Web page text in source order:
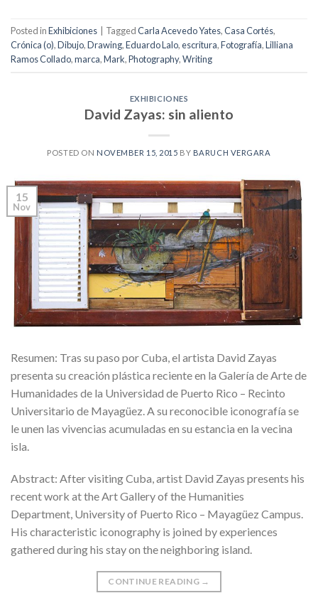
Posted inExhibiciones TaggedCarla Acevedo Yates,Casa Cortés,
Crónica (o),Dibujo,Drawing,Eduardo Lalo,escritura,Fotografía,Lilliana
Ramos Collado,marca,Mark,Photography,Writing
EXHIBICIONES
David Zayas: sin aliento
POSTED ON NOVEMBER 15, 2015 BY BARUCH VERGARA
15
Nov
Resumen: Tras su paso por Cuba, el artista David Zayas
presenta su creación plástica reciente en la Galería de Arte de
Humanidades de la Universidad de Puerto Rico – Recinto
Universitario de Mayagüez. A su reconocible iconografía se
le unen las vivencias acumuladas en su estancia en la vecina
isla.
Abstract: After visiting Cuba, artist David Zayas presents his
recent work at the Art Gallery of the Humanities
Department, University of Puerto Rico – Mayagüez Campus.
His characteristic iconography is joined by experiences
gathered during his stay on the neighboring island.
CONTINUE READING →